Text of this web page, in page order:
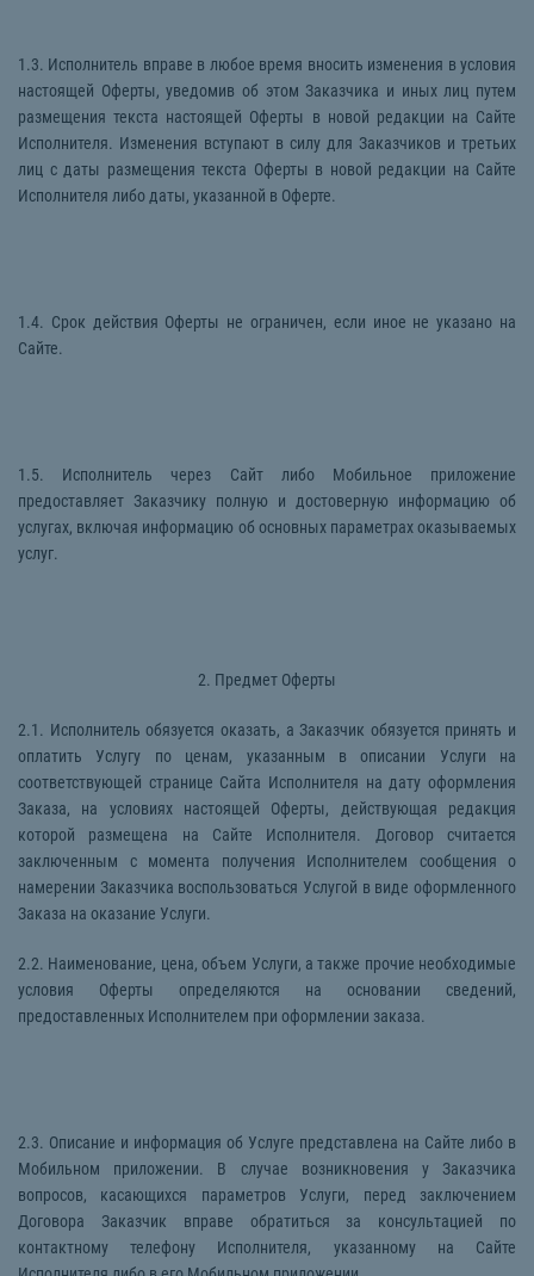
1.3. Исполнитель вправе в любое время вносить изменения в условия
настоящей Оферты, уведомив об этом Заказчика и иных лиц путем
размещения текста настоящей Оферты в новой редакции на Сайте
Исполнителя. Изменения вступают в силу для Заказчиков и третьих
лиц с даты размещения текста Оферты в новой редакции на Сайте
Исполнителя либо даты, указанной в Оферте.
1.4. Срок действия Оферты не ограничен, если иное не указано на
Сайте.
1.5. Исполнитель через Сайт либо Мобильное приложение
предоставляет Заказчику полную и достоверную информацию об
услугах, включая информацию об основных параметрах оказываемых
услуг.
2. Предмет Оферты
2.1. Исполнитель обязуется оказать, а Заказчик обязуется принять и
оплатить Услугу по ценам, указанным в описании Услуги на
соответствующей странице Сайта Исполнителя на дату оформления
Заказа, на условиях настоящей Оферты, действующая редакция
которой размещена на Сайте Исполнителя. Договор считается
заключенным с момента получения Исполнителем сообщения о
намерении Заказчика воспользоваться Услугой в виде оформленного
Заказа на оказание Услуги.
2.2. Наименование, цена, объем Услуги, а также прочие необходимые
условия Оферты определяются на основании сведений,
предоставленных Исполнителем при оформлении заказа.
2.3. Описание и информация об Услуге представлена на Сайте либо в
Мобильном приложении. В случае возникновения у Заказчика
вопросов, касающихся параметров Услуги, перед заключением
Договора Заказчик вправе обратиться за консультацией по
контактному телефону Исполнителя, указанному на Сайте